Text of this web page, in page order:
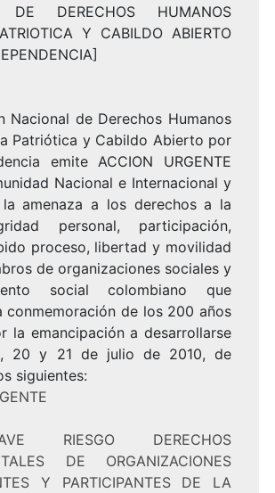
DE DERECHOS HUMANOS
Y CABILDO ABIERTO
]
Nacional de Derechos Humanos
Patriótica y Cabildo Abierto por
emite ACCION URGENTE
Nacional e Internacional y
la amenaza a los derechos a la
personal, participación,
proceso, libertad y movilidad
de organizaciones sociales y
social colombiano que
conmemoración de los 200 años
la emancipación a desarrollarse
20 y 21 de julio de 2010, de
siguientes:
RIESGO DERECHOS
DE ORGANIZACIONES
Y PARTICIPANTES DE LA